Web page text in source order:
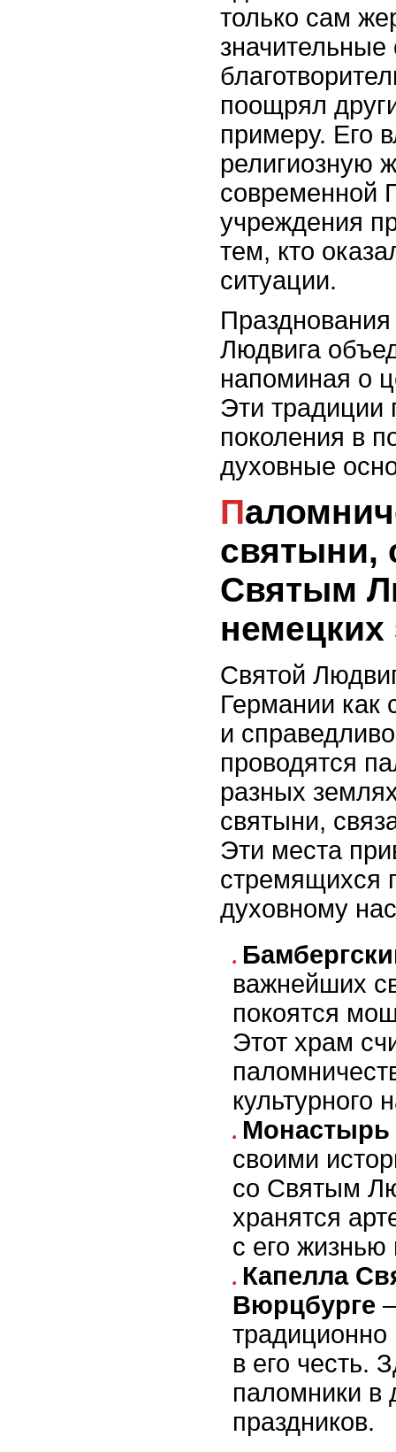
только сам
значительные
поощрял
примеру. Его
религиозную
современной
учреждения
тем, кто
ситуации.
Празднования
Людвига
напоминая о
Эти традиции
поколения в
духовные
Паломничества и
святыни,
Святым
немецких
Святой
Германии как
и
проводятся
разных
святыни,
Эти места
стремящихся
духовному
важнейших
покоятся
Этот храм
культурного
своими
со Святым
хранятся
с его
Капелла
Вюрцбурге
в его честь.
паломники в
праздников.